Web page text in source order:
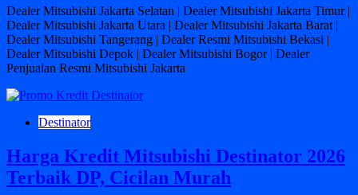
Dealer Mitsubishi Jakarta Selatan | Dealer Mitsubishi Jakarta Timur |
Dealer Mitsubishi Jakarta Utara | Dealer Mitsubishi Jakarta Barat |
Dealer Mitsubishi Tangerang | Dealer Resmi Mitsubishi Bekasi |
Dealer Mitsubishi Depok | Dealer Mitsubishi Bogor | Dealer
Penjualan Resmi Mitsubishi Jakarta
Destinator
Harga Kredit Mitsubishi Destinator 2026
Terbaik DP, Cicilan Murah